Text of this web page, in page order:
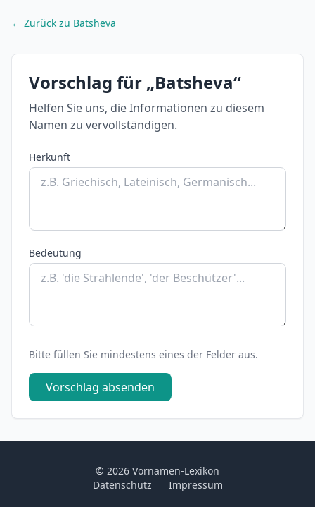
← Zurück zu Batsheva
Vorschlag für „Batsheva“
Helfen Sie uns, die Informationen zu diesem
Namen zu vervollständigen.
Herkunft
Bedeutung
Bitte füllen Sie mindestens eines der Felder aus.
Vorschlag absenden
© 2026 Vornamen-Lexikon
Datenschutz
Impressum